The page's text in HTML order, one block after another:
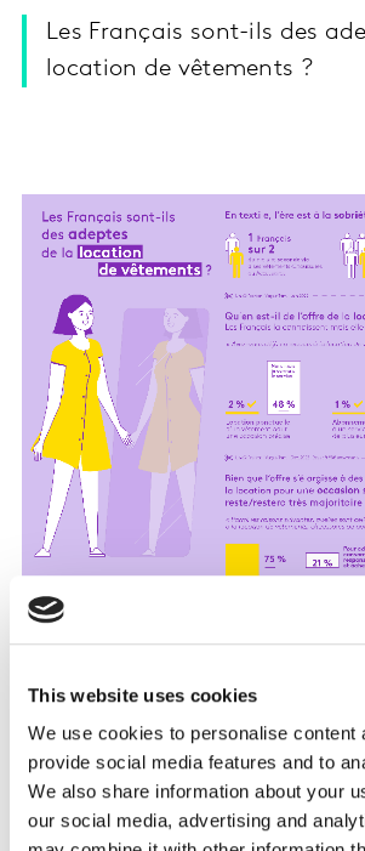
This website uses cookies
We use cookies to personalise content
provide social media features and to
We also share information about your
our social media, advertising and
Les Français sont-ils des
location de vêtements ?
« La location de vêtements est une
d’adopter une consommation
contribue à acheter moins tout en